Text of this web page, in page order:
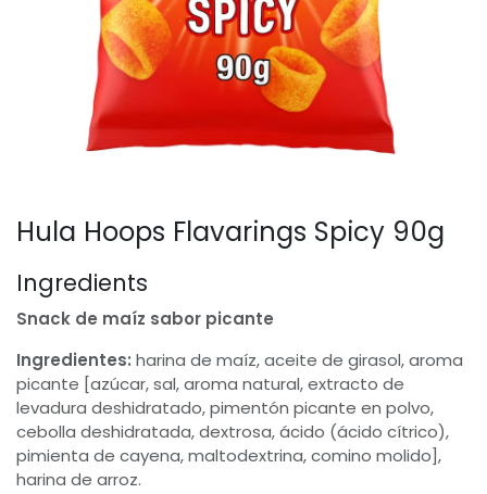
Hula Hoops Flavarings Spicy 90g
Ingredients
Snack de maíz sabor picante
Ingredientes: harina de maíz, aceite de girasol, aroma
picante [azúcar, sal, aroma natural, extracto de
levadura deshidratado, pimentón picante en polvo,
cebolla deshidratada, dextrosa, ácido (ácido cítrico),
pimienta de cayena, maltodextrina, comino molido],
harina de arroz.